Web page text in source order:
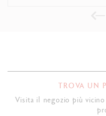
TROVA UN
Visita il negozio più